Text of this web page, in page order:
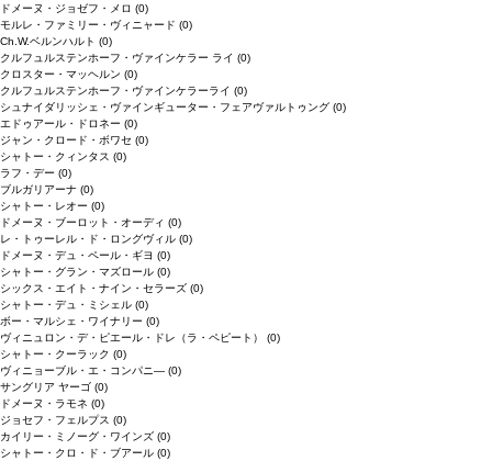
ドメーヌ・ジョゼフ・メロ (0)
モルレ・ファミリー・ヴィニャード (0)
Ch.W.ベルンハルト (0)
クルフュルステンホーフ・ヴァインケラー ライ (0)
クロスター・マッヘルン (0)
クルフュルステンホーフ・ヴァインケラーライ (0)
シュナイダリッシェ・ヴァインギューター・フェアヴァルトゥング (0)
エドゥアール・ドロネー (0)
ジャン・クロード・ボワセ (0)
シャトー・クィンタス (0)
ラフ・デー (0)
ブルガリアーナ (0)
シャトー・レオー (0)
ドメーヌ・ブーロット・オーディ (0)
レ・トゥーレル・ド・ロングヴィル (0)
ドメーヌ・デュ・ペール・ギヨ (0)
シャトー・グラン・マズロール (0)
シックス・エイト・ナイン・セラーズ (0)
シャトー・デュ・ミシェル (0)
ボー・マルシェ・ワイナリー (0)
ヴィニュロン・デ・ピエール・ドレ（ラ・ペピート） (0)
シャトー・クーラック (0)
ヴィニョーブル・エ・コンパニ― (0)
サングリア ヤーゴ (0)
ドメーヌ・ラモネ (0)
ジョセフ・フェルプス (0)
カイリー・ミノーグ・ワインズ (0)
シャトー・クロ・ド・ブアール (0)